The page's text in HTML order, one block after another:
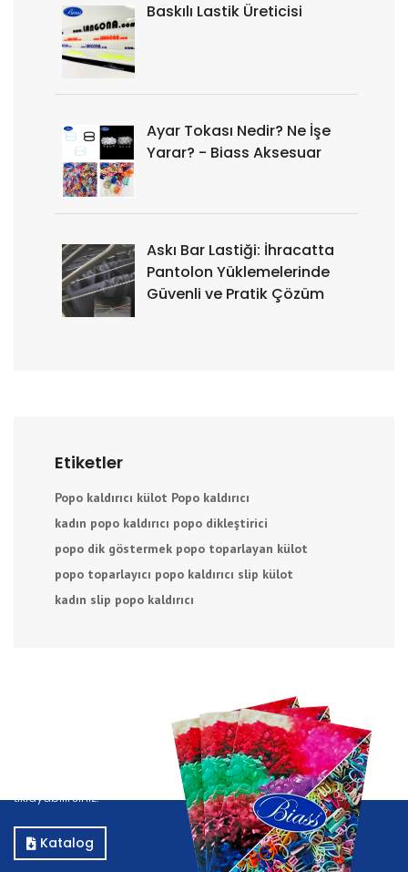
Baskılı Lastik Üreticisi
Ayar Tokası Nedir? Ne İşe
Yarar? - Biass Aksesuar
Askı Bar Lastiği: İhracatta
Pantolon Yüklemelerinde
Güvenli ve Pratik Çözüm
Etiketler
Popo kaldırıcı külot Popo kaldırıcı
kadın popo kaldırıcı popo dikleştirici
popo dik göstermek popo toparlayan külot
popo toparlayıcı popo kaldırıcı slip külot
kadın slip popo kaldırıcı
Kataloğumuzu görüntülemek için E-Katalog butonuna
tıklayabilirsiniz.
Katalog